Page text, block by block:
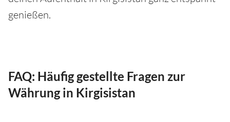
genießen.
FAQ: Häufig gestellte Fragen zur
Währung in Kirgisistan